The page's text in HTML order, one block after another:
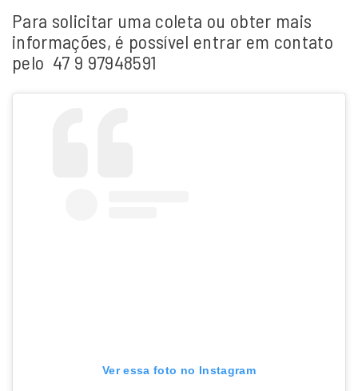
Para solicitar uma coleta ou obter mais
informações, é possível entrar em contato
pelo 47 9 97948591
Ver essa foto no Instagram